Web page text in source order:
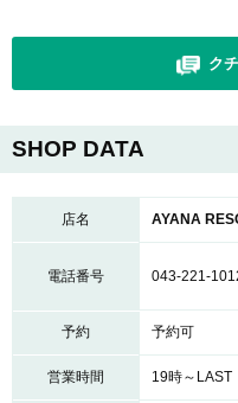
ク
SHOP DATA
店名 AYANA
電話番号 043-221-
予約 予約可
営業時間 19時～LAST